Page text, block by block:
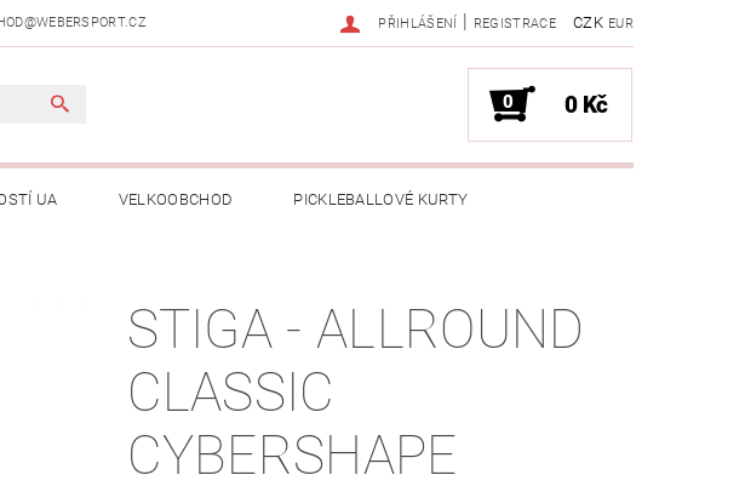
CZK EUR
PŘIHLÁŠENÍ | REGISTRACE
0 0 Kč
UA VELKOOBCHOD PICKLEBALLOVÉ KURTY
STIGA - ALLROUND
CLASSIC
CYBERSHAPE